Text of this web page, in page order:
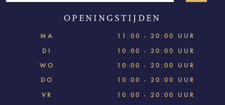
OPENINGSTIJDEN
MA
11:00 - 20:00 UUR
DI
10:00 - 20:00 UUR
WO
10:00 - 20:00 UUR
DO
10:00 - 20:00 UUR
VR
10:00 - 20:00 UUR